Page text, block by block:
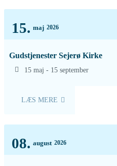
15. maj 2026
Gudstjenester Sejerø Kirke
15 maj - 15 september
LÆS MERE
08. august 2026